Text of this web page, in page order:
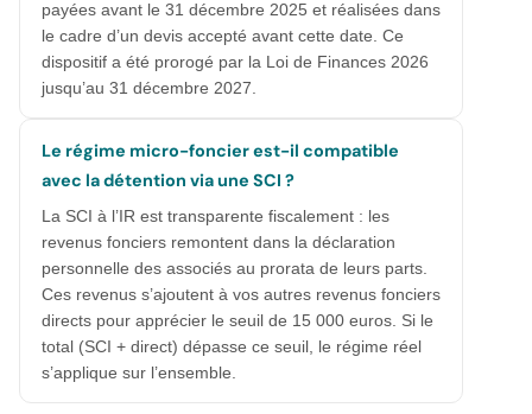
payées avant le 31 décembre 2025 et réalisées dans
le cadre d’un devis accepté avant cette date. Ce
dispositif a été prorogé par la Loi de Finances 2026
jusqu’au 31 décembre 2027.
Le régime micro-foncier est-il compatible
avec la détention via une SCI ?
La SCI à l’IR est transparente fiscalement : les
revenus fonciers remontent dans la déclaration
personnelle des associés au prorata de leurs parts.
Ces revenus s’ajoutent à vos autres revenus fonciers
directs pour apprécier le seuil de 15 000 euros. Si le
total (SCI + direct) dépasse ce seuil, le régime réel
s’applique sur l’ensemble.